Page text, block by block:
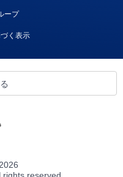
ープ
く表示